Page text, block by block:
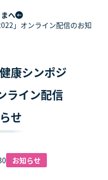
へ
」オンライン配信のお知
康シンポジ
ライン配信
せ
お知らせ